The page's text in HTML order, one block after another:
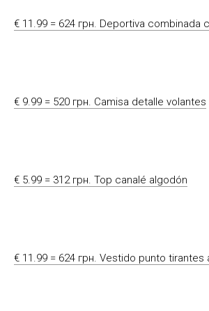
€ 11.99 = 624 грн. Deportiva combinada
€ 9.99 = 520 грн. Camisa detalle volantes
€ 5.99 = 312 грн. Top canalé algodón
€ 11.99 = 624 грн. Vestido punto